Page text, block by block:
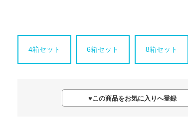
4箱セット 6箱セット 8箱セット
♥この商品をお気に入りへ登録